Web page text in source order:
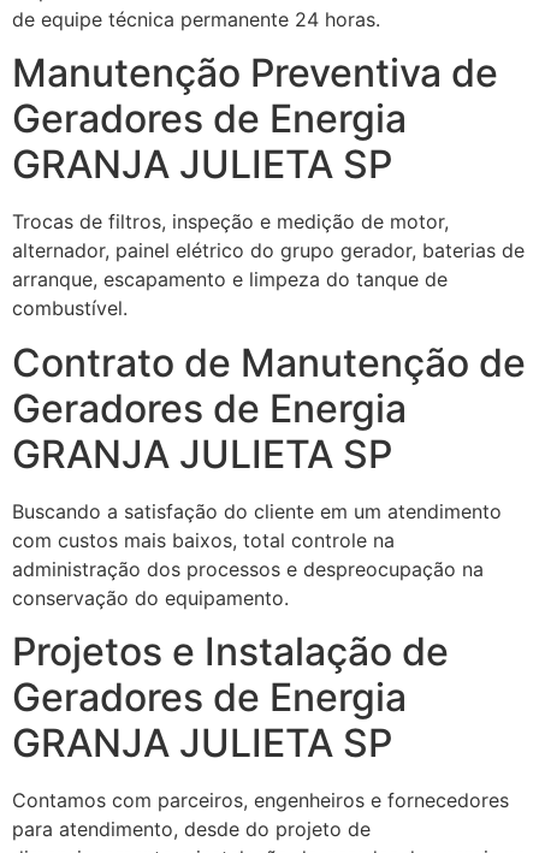
de equipe técnica permanente 24 horas.
Manutenção Preventiva de
Geradores de Energia
GRANJA JULIETA SP
Trocas de filtros, inspeção e medição de motor,
alternador, painel elétrico do grupo gerador, baterias de
arranque, escapamento e limpeza do tanque de
combustível.
Contrato de Manutenção de
Geradores de Energia
GRANJA JULIETA SP
Buscando a satisfação do cliente em um atendimento
com custos mais baixos, total controle na
administração dos processos e despreocupação na
conservação do equipamento.
Projetos e Instalação de
Geradores de Energia
GRANJA JULIETA SP
Contamos com parceiros, engenheiros e fornecedores
para atendimento, desde do projeto de